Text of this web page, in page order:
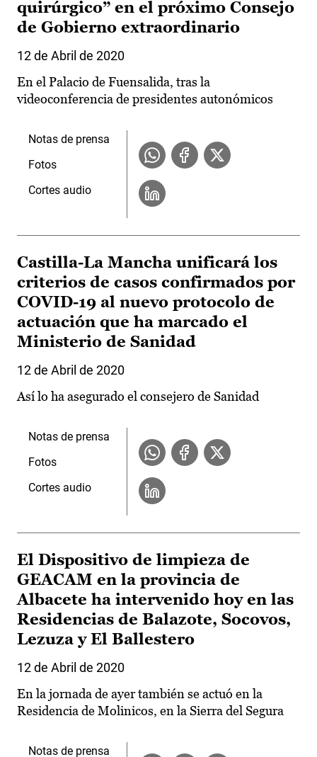
quirúrgico” en el próximo Consejo
de Gobierno extraordinario
12 de Abril de 2020
En el Palacio de Fuensalida, tras la
videoconferencia de presidentes autonómicos
Notas de prensa
Fotos
Cortes audio
Castilla-La Mancha unificará los
criterios de casos confirmados por
COVID-19 al nuevo protocolo de
actuación que ha marcado el
Ministerio de Sanidad
12 de Abril de 2020
Así lo ha asegurado el consejero de Sanidad
Notas de prensa
Fotos
Cortes audio
El Dispositivo de limpieza de
GEACAM en la provincia de
Albacete ha intervenido hoy en las
Residencias de Balazote, Socovos,
Lezuza y El Ballestero
12 de Abril de 2020
En la jornada de ayer también se actuó en la
Residencia de Molinicos, en la Sierra del Segura
Notas de prensa